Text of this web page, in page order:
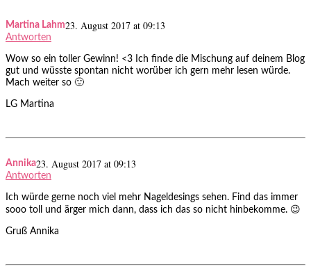
Martina Lahm23. August 2017 at 09:13
Antworten
Wow so ein toller Gewinn! <3 Ich finde die Mischung auf deinem Blog
gut und wüsste spontan nicht worüber ich gern mehr lesen würde.
Mach weiter so 🙂
LG Martina
Annika23. August 2017 at 09:13
Antworten
Ich würde gerne noch viel mehr Nageldesings sehen. Find das immer
sooo toll und ärger mich dann, dass ich das so nicht hinbekomme. 😉
Gruß Annika